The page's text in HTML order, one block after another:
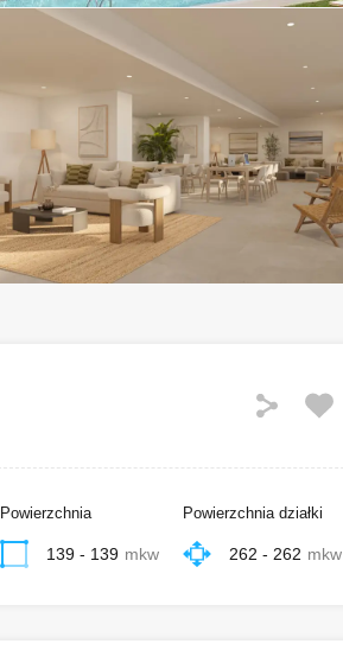
Powierzchnia
139 - 139 mkw
Powierzchnia działki
262 - 262 mkw